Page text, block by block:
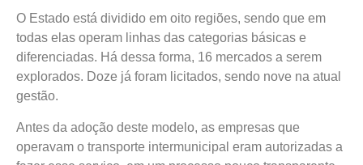
O Estado está dividido em oito regiões, sendo que em
todas elas operam linhas das categorias básicas e
diferenciadas. Há dessa forma, 16 mercados a serem
explorados. Doze já foram licitados, sendo nove na atual
gestão.
Antes da adoção deste modelo, as empresas que
operavam o transporte intermunicipal eram autorizadas a